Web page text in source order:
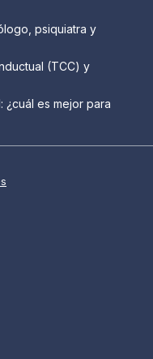
psiquiatra y
(TCC) y
¿cuál es mejor para